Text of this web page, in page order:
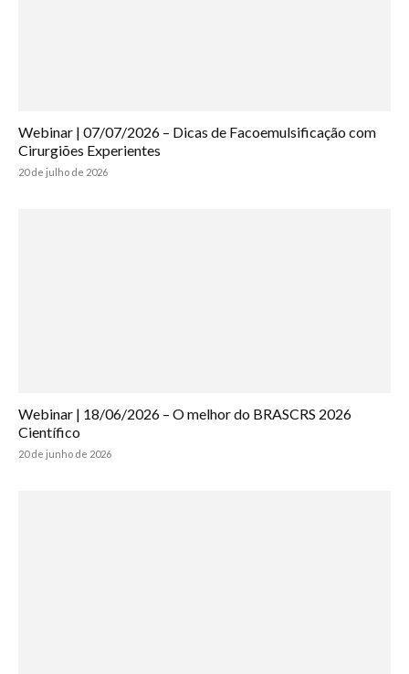
Webinar | 07/07/2026 – Dicas de Facoemulsificação com
Cirurgiões Experientes
20 de julho de 2026
Webinar | 18/06/2026 – O melhor do BRASCRS 2026
Científico
20 de junho de 2026